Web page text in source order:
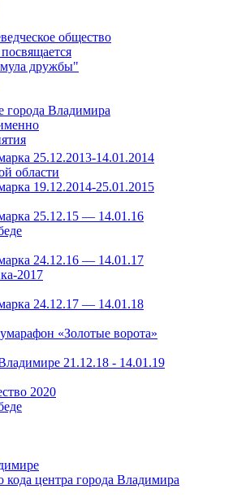
общество
дружбы"
города Владимира
25.12.2013-14.01.2014
области
19.12.2014-25.01.2015
25.12.15 — 14.01.16
24.12.16 — 14.01.17
2017
24.12.17 — 14.01.18
«Золотые ворота»
21.12.18 - 14.01.19
2020
кода центра города Владимира